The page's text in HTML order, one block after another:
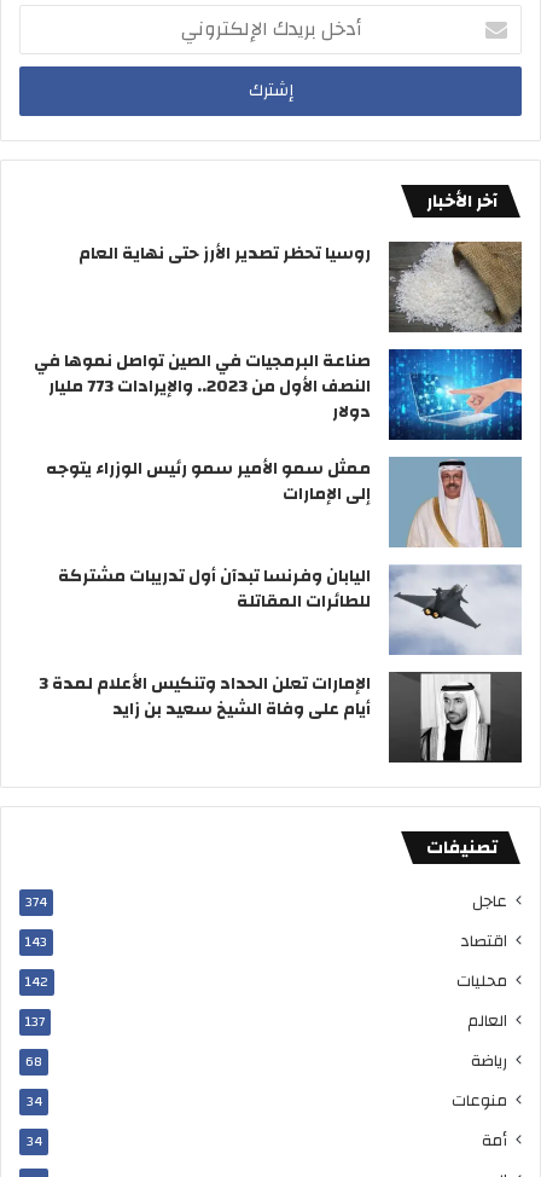
أدخل
بريدك
الإلكتروني
آخر الأخبار
روسيا تحظر تصدير الأرز حتى نهاية العام
صناعة البرمجيات في الصين تواصل نموها في
النصف الأول من 2023.. والإيرادات 773 مليار
دولار
ممثل سمو الأمير سمو رئيس الوزراء يتوجه
إلى الإمارات
اليابان وفرنسا تبدآن أول تدريبات مشتركة
للطائرات المقاتلة
الإمارات تعلن الحداد وتنكيس الأعلام لمدة 3
أيام على وفاة الشيخ سعيد بن زايد
تصنيفات
عاجل 374
اقتصاد 143
محليات 142
العالم 137
رياضة 68
منوعات 34
أمة 34